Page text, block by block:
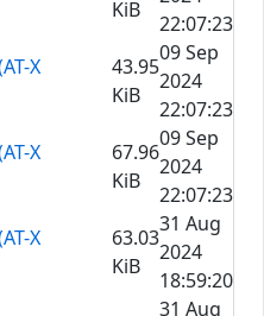
KiB
22:07:23
X
43.95
KiB
09 Sep
2024
22:07:23
X
67.96
KiB
09 Sep
2024
22:07:23
X
63.03
KiB
31 Aug
2024
18:59:20
31 Aug